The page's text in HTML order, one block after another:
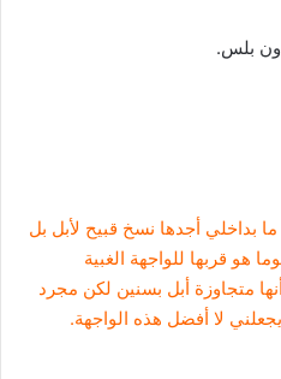
ون بلس.
بداخلي أجدها نسخ قبيح لأبل بل
هو قربها للواجهة الغبية
متجاوزة أبل بسنين لكن مجرد
لا أفضل هذه الواجهة.